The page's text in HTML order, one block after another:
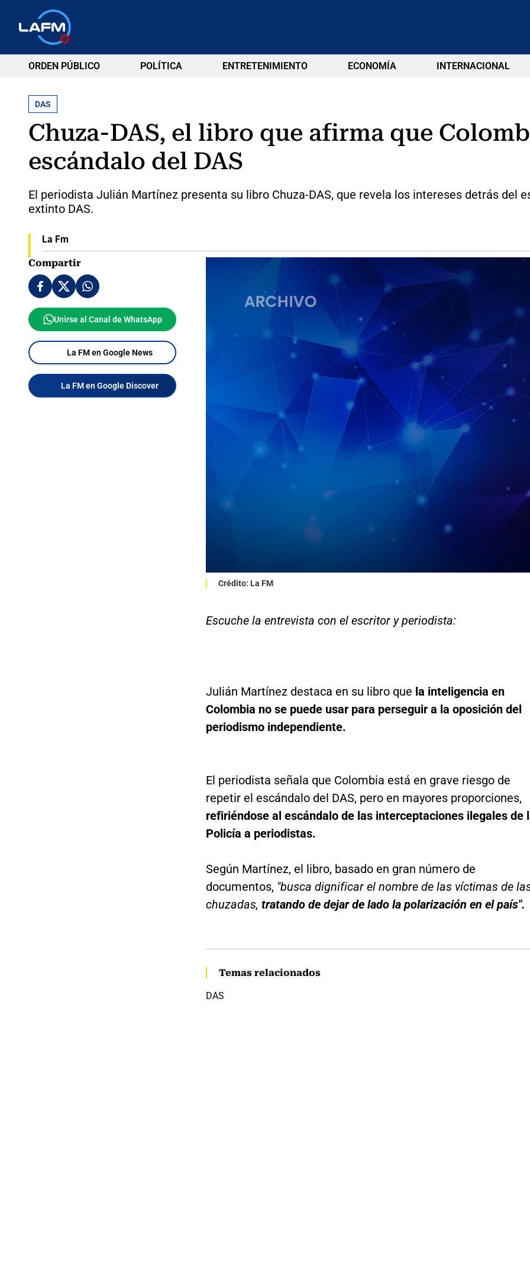
ORDEN PÚBLICO POLÍTICA ENTRETENIMIENTO ECONOMÍA INTERNACIONAL
DAS
Chuza-DAS, el libro que afirma que
escándalo del DAS
El periodista Julián Martínez presenta su libro Chuza-DAS, que revela los intereses detrás del
extinto DAS.
La Fm
Compartir
Unirse al Canal de WhatsApp
La FM en Google News
La FM en Google Discover
Crédito: La FM
Escuche la entrevista con el escritor y periodista:
Julián Martínez destaca en su libro que la inteligencia en
Colombia no se puede usar para perseguir a la oposición del
periodismo independiente.
El periodista señala que Colombia está en grave riesgo de
repetir el escándalo del DAS, pero en mayores proporciones,
refiriéndose al escándalo de las interceptaciones ilegales de
Policía a periodistas.
Según Martínez, el libro, basado en gran número de
documentos, "busca dignificar el nombre de las víctimas de
chuzadas, tratando de dejar de lado la polarización en el país".
Temas relacionados
DAS